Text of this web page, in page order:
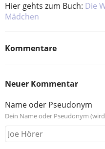
Hier gehts zum Buch: Die
Mädchen
Kommentare
Neuer Kommentar
Name oder Pseudonym
Dein Name oder Pseudonym